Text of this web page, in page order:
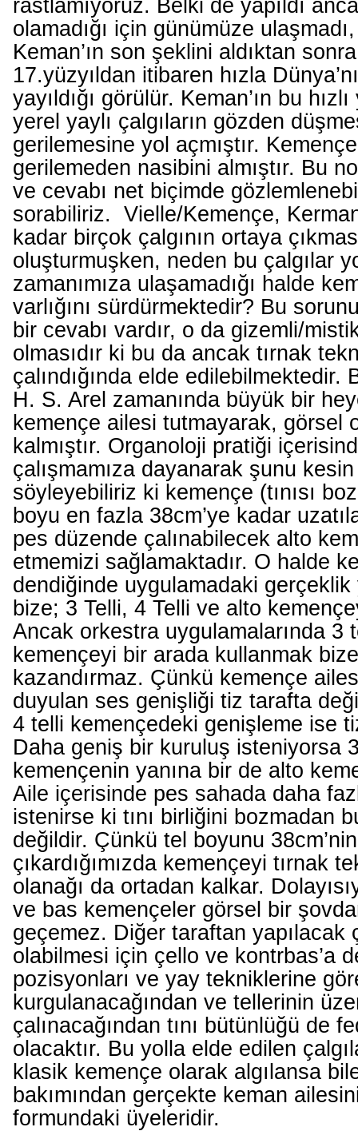
rastlamıyoruz. Belki de yapıldı
olamadığı için günümüze
Keman’ın son şeklini aldıktan
17.yüzyıldan itibaren hızla
yayıldığı görülür. Keman’ın bu
yerel yaylı çalgıların gözden
gerilemesine yol açmıştır.
gerilemeden nasibini almıştır. Bu
ve cevabı net biçimde
sorabiliriz. Vielle/Kemençe,
kadar birçok çalgının ortaya
oluşturmuşken, neden bu çalgılar
zamanımıza ulaşamadığı halde
varlığını sürdürmektedir? Bu
bir cevabı vardır, o da gizemli/
olmasıdır ki bu da ancak tırnak
çalındığında elde edilebilmektedir.
H. S. Arel zamanında büyük bir
kemençe ailesi tutmayarak, görsel
kalmıştır. Organoloji pratiği
çalışmamıza dayanarak şunu
söyleyebiliriz ki kemençe (tınısı
boyu en fazla 38cm’ye kadar
pes düzende çalınabilecek alto
etmemizi sağlamaktadır. O halde
dendiğinde uygulamadaki
bize; 3 Telli, 4 Telli ve alto
Ancak orkestra uygulamalarında 3
kemençeyi bir arada kullanmak
kazandırmaz. Çünkü kemençe
duyulan ses genişliği tiz tarafta
4 telli kemençedeki genişleme ise
Daha geniş bir kuruluş isteniyorsa
kemençenin yanına bir de alto
Aile içerisinde pes sahada daha
istenirse ki tını birliğini bozmadan
değildir. Çünkü tel boyunu
çıkardığımızda kemençeyi tırnak
olanağı da ortadan kalkar.
ve bas kemençeler görsel bir
geçemez. Diğer taraftan yapılacak
olabilmesi için çello ve kontrbas’a
pozisyonları ve yay tekniklerine
kurgulanacağından ve tellerinin
çalınacağından tını bütünlüğü de
olacaktır. Bu yolla elde edilen
klasik kemençe olarak algılansa
bakımından gerçekte keman
formundaki üyeleridir.